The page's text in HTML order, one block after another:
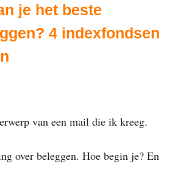
je het beste
4 indexfondsen
van een mail die ik kreeg.
over beleggen. Hoe begin je? En